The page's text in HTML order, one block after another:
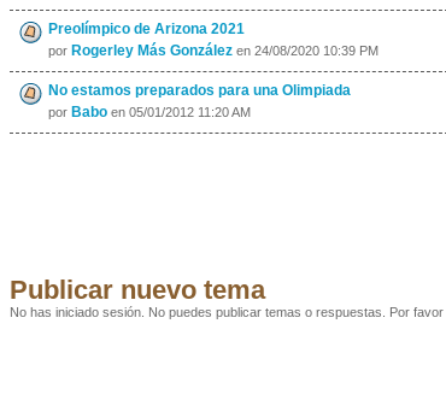
Preolímpico de Arizona 2021
por Rogerley Más González en 24/08/2020 10:39 PM
No estamos preparados para una Olimpiada
por Babo en 05/01/2012 11:20 AM
Publicar nuevo tema
No has iniciado sesión. No puedes publicar temas o respuestas. Por favor